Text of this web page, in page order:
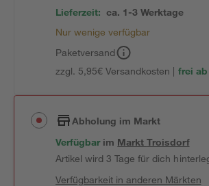
Lieferzeit: ca. 1-3 Werktage
Nur wenige verfügbar
Paketversand
zzgl. 5,95€ Versandkosten | frei ab
Abholung im Markt
Verfügbar im MarktTroisdorf
Artikel wird 3 Tage für dich
Verfügbarkeit in anderen Märkten